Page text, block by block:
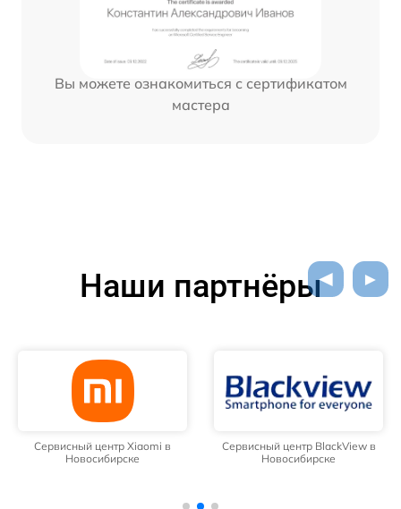
Вы можете ознакомиться с сертификатом
мастера
Наши партнёры
Сервисный центр Xiaomi в
Новосибирске
Сервисный центр BlackView в
Новосибирске